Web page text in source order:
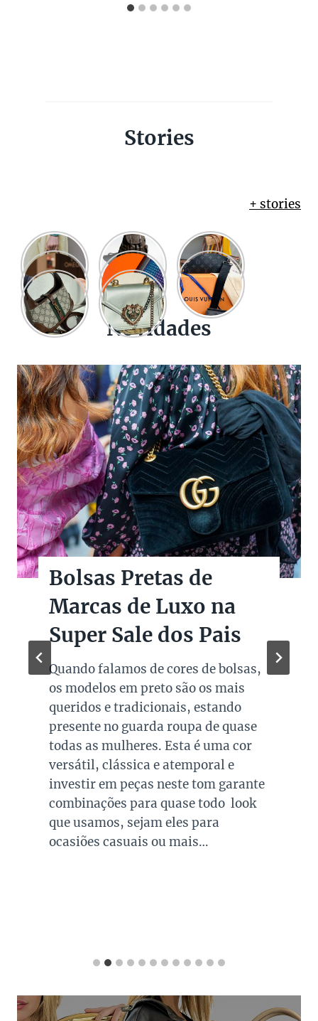
Stories
+ stories
Novidades
Bolsas Pretas de
Marcas de Luxo na
Super Sale dos Pais
Quando falamos de cores de bolsas,
os modelos em preto são os mais
queridos e tradicionais, estando
presente no guarda roupa de quase
todas as mulheres. Esta é uma cor
versátil, clássica e atemporal e
investir em peças neste tom garante
combinações para quase todo look
que usamos, sejam eles para
ocasiões casuais ou mais…